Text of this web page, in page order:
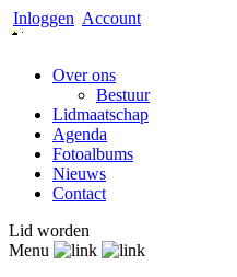
Inloggen Account
Over ons
Bestuur
Lidmaatschap
Agenda
Fotoalbums
Nieuws
Contact
Lid worden
Menu